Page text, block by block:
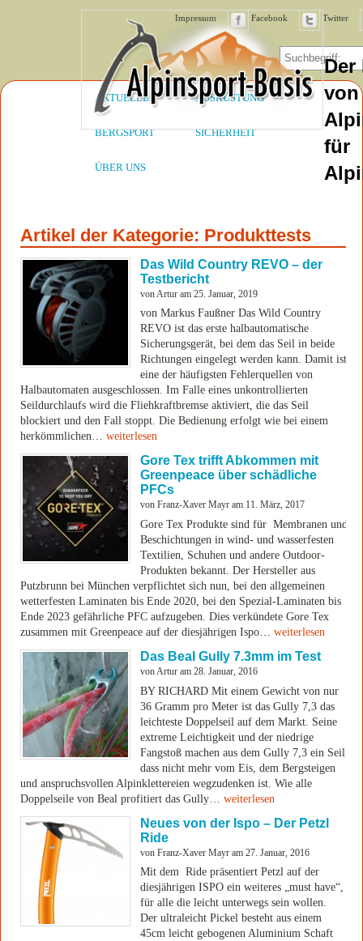
Der
von
für
Impressum Facebook Twitter
AKTUELLES AUSRÜSTUNG
BERGSPORT SICHERHEIT
ÜBER UNS
Artikel der Kategorie: Produkttests
Das Wild Country REVO – der
Testbericht
von Artur am 25. Januar, 2019
von Markus Faußner Das Wild Country
REVO ist das erste halbautomatische
Sicherungsgerät, bei dem das Seil in beide
Richtungen eingelegt werden kann. Damit ist
eine der häufigsten Fehlerquellen von
Halbautomaten ausgeschlossen. Im Falle eines unkontrollierten
Seildurchlaufs wird die Fliehkraftbremse aktiviert, die das Seil
blockiert und den Fall stoppt. Die Bedienung erfolgt wie bei einem
herkömmlichen…weiterlesen
Gore Tex trifft Abkommen mit
Greenpeace über schädliche
PFCs
von Franz-Xaver Mayr am 11. März, 2017
Gore Tex Produkte sind für Membranen und
Beschichtungen in wind- und wasserfesten
Textilien, Schuhen und andere Outdoor-
Produkten bekannt. Der Hersteller aus
Putzbrunn bei München verpflichtet sich nun, bei den allgemeinen
wetterfesten Laminaten bis Ende 2020, bei den Spezial-Laminaten bis
Ende 2023 gefährliche PFC aufzugeben. Dies verkündete Gore Tex
zusammen mit Greenpeace auf der diesjährigen Ispo…weiterlesen
Das Beal Gully 7.3mm im Test
von Artur am 28. Januar, 2016
BY RICHARD Mit einem Gewicht von nur
36 Gramm pro Meter ist das Gully 7,3 das
leichteste Doppelseil auf dem Markt. Seine
extreme Leichtigkeit und der niedrige
Fangstoß machen aus dem Gully 7,3 ein Seil,
dass nicht mehr vom Eis, dem Bergsteigen
und anspruchsvollen Alpinklettereien wegzudenken ist. Wie alle
Doppelseile von Beal profitiert das Gully…weiterlesen
Neues von der Ispo – Der Petzl
Ride
von Franz-Xaver Mayr am 27. Januar, 2016
Mit dem Ride präsentiert Petzl auf der
diesjährigen ISPO ein weiteres „must have“,
für alle die leicht unterwegs sein wollen.
Der ultraleicht Pickel besteht aus einem
45cm leicht gebogenen Aluminium Schaft